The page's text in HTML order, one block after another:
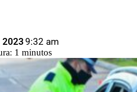
2023 9:32 am
1 minutos